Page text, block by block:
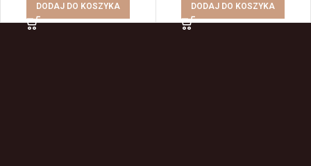
DODAJ DO KOSZYKA DODAJ DO KOSZYKA